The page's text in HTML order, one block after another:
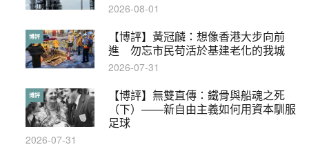
2026-08-01
【博評】黃冠麟：想像香港大步向前
進 勿忘市民苟活於基建老化的我城
博評
2026-07-31
【博評】無雙直傳：鐵骨與船魂之死
（下）——新自由主義如何用資本馴服
足球
博評
2026-07-31
2019-08-30
本港保護兒童法例雜亂互相矛盾家長易
墮法網
特稿
2019-05-21
【輕百科】甚麼按摩院要領牌？顧客涉
及刑責嗎？
輕百科
2021-05-13